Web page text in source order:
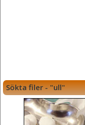
Sökta filer - "ull"